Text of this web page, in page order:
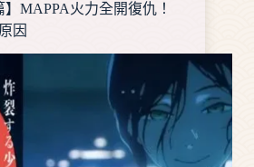
MAPPA火力全開復仇！
因